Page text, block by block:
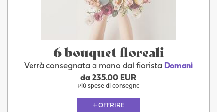
6 bouquet floreali
Verrà consegnata a mano dal fiorista Domani
da 235.00 EUR
Più spese di consegna
OFFRIRE